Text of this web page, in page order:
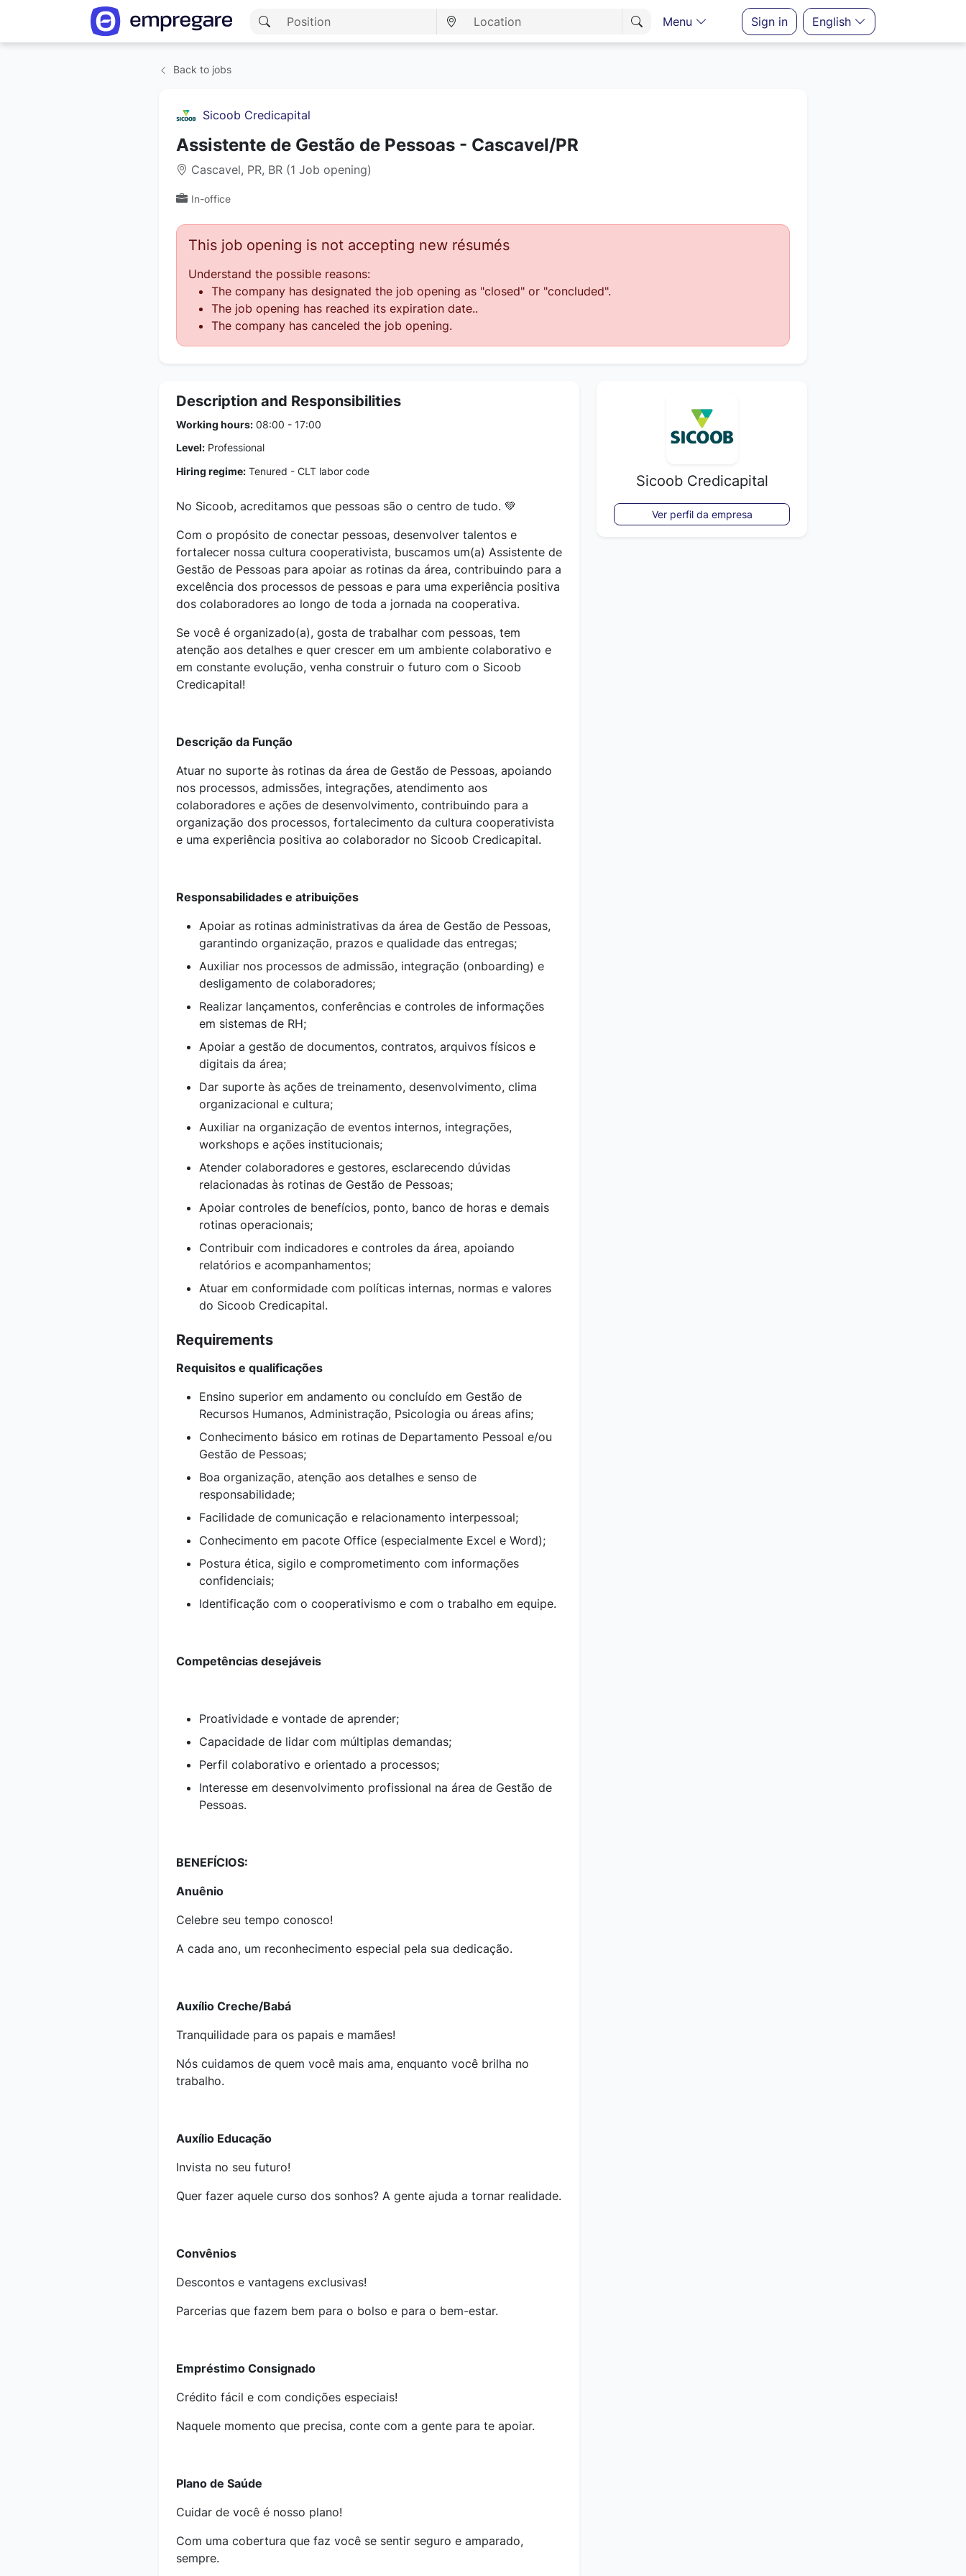
Menu Sign in English
Back to jobs
Sicoob Credicapital
Assistente de Gestão de Pessoas - Cascavel/PR
Cascavel, PR, BR (1 Job opening)
In-office
This job opening is not accepting new résumés
Understand the possible reasons:
The company has designated the job opening as "closed" or "concluded".
The job opening has reached its expiration date..
The company has canceled the job opening.
Description and Responsibilities
Working hours: 08:00 - 17:00
Level: Professional
Hiring regime: Tenured - CLT labor code
No Sicoob, acreditamos que pessoas são o centro de tudo. 💚
Com o propósito de conectar pessoas, desenvolver talentos e
fortalecer nossa cultura cooperativista, buscamos um(a) Assistente de
Gestão de Pessoas para apoiar as rotinas da área, contribuindo para a
excelência dos processos de pessoas e para uma experiência positiva
dos colaboradores ao longo de toda a jornada na cooperativa.
Se você é organizado(a), gosta de trabalhar com pessoas, tem
atenção aos detalhes e quer crescer em um ambiente colaborativo e
em constante evolução, venha construir o futuro com o Sicoob
Credicapital!
Descrição da Função
Atuar no suporte às rotinas da área de Gestão de Pessoas, apoiando
nos processos, admissões, integrações, atendimento aos
colaboradores e ações de desenvolvimento, contribuindo para a
organização dos processos, fortalecimento da cultura cooperativista
e uma experiência positiva ao colaborador no Sicoob Credicapital.
Responsabilidades e atribuições
Apoiar as rotinas administrativas da área de Gestão de Pessoas,
garantindo organização, prazos e qualidade das entregas;
Auxiliar nos processos de admissão, integração (onboarding) e
desligamento de colaboradores;
Realizar lançamentos, conferências e controles de informações
em sistemas de RH;
Apoiar a gestão de documentos, contratos, arquivos físicos e
digitais da área;
Dar suporte às ações de treinamento, desenvolvimento, clima
organizacional e cultura;
Auxiliar na organização de eventos internos, integrações,
workshops e ações institucionais;
Atender colaboradores e gestores, esclarecendo dúvidas
relacionadas às rotinas de Gestão de Pessoas;
Apoiar controles de benefícios, ponto, banco de horas e demais
rotinas operacionais;
Contribuir com indicadores e controles da área, apoiando
relatórios e acompanhamentos;
Atuar em conformidade com políticas internas, normas e valores
do Sicoob Credicapital.
Requirements
Requisitos e qualificações
Ensino superior em andamento ou concluído em Gestão de
Recursos Humanos, Administração, Psicologia ou áreas afins;
Conhecimento básico em rotinas de Departamento Pessoal e/ou
Gestão de Pessoas;
Boa organização, atenção aos detalhes e senso de
responsabilidade;
Facilidade de comunicação e relacionamento interpessoal;
Conhecimento em pacote Office (especialmente Excel e Word);
Postura ética, sigilo e comprometimento com informações
confidenciais;
Identificação com o cooperativismo e com o trabalho em equipe.
Competências desejáveis
Proatividade e vontade de aprender;
Capacidade de lidar com múltiplas demandas;
Perfil colaborativo e orientado a processos;
Interesse em desenvolvimento profissional na área de Gestão de
Pessoas.
BENEFÍCIOS:
Anuênio
Celebre seu tempo conosco!
A cada ano, um reconhecimento especial pela sua dedicação.
Auxílio Creche/Babá
Tranquilidade para os papais e mamães!
Nós cuidamos de quem você mais ama, enquanto você brilha no
trabalho.
Auxílio Educação
Invista no seu futuro!
Quer fazer aquele curso dos sonhos? A gente ajuda a tornar realidade.
Convênios
Descontos e vantagens exclusivas!
Parcerias que fazem bem para o bolso e para o bem-estar.
Empréstimo Consignado
Crédito fácil e com condições especiais!
Naquele momento que precisa, conte com a gente para te apoiar.
Plano de Saúde
Cuidar de você é nosso plano!
Com uma cobertura que faz você se sentir seguro e amparado,
sempre.
Sicoob Credicapital
Ver perfil da empresa